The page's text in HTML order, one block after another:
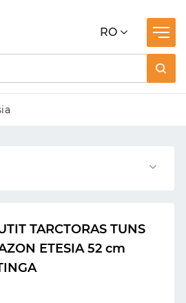
RO
TARCTORAS TUNS
ETESIA 52 cm